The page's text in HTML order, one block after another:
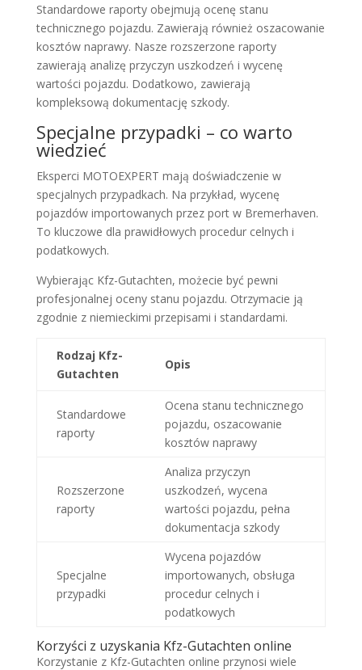
Standardowe raporty obejmują ocenę stanu
technicznego pojazdu. Zawierają również oszacowanie
kosztów naprawy. Nasze rozszerzone raporty
zawierają analizę przyczyn uszkodzeń i wycenę
wartości pojazdu. Dodatkowo, zawierają
kompleksową dokumentację szkody.
Specjalne przypadki – co warto
wiedzieć
Eksperci MOTOEXPERT mają doświadczenie w
specjalnych przypadkach. Na przykład, wycenę
pojazdów importowanych przez port w Bremerhaven.
To kluczowe dla prawidłowych procedur celnych i
podatkowych.
Wybierając Kfz-Gutachten, możecie być pewni
profesjonalnej oceny stanu pojazdu. Otrzymacie ją
zgodnie z niemieckimi przepisami i standardami.
Rodzaj Kfz-
Gutachten
Opis
Standardowe
raporty
Ocena stanu technicznego
pojazdu, oszacowanie
kosztów naprawy
Rozszerzone
raporty
Analiza przyczyn
uszkodzeń, wycena
wartości pojazdu, pełna
dokumentacja szkody
Specjalne
przypadki
Wycena pojazdów
importowanych, obsługa
procedur celnych i
podatkowych
Korzyści z uzyskania Kfz-Gutachten online
Korzystanie z Kfz-Gutachten online przynosi wiele